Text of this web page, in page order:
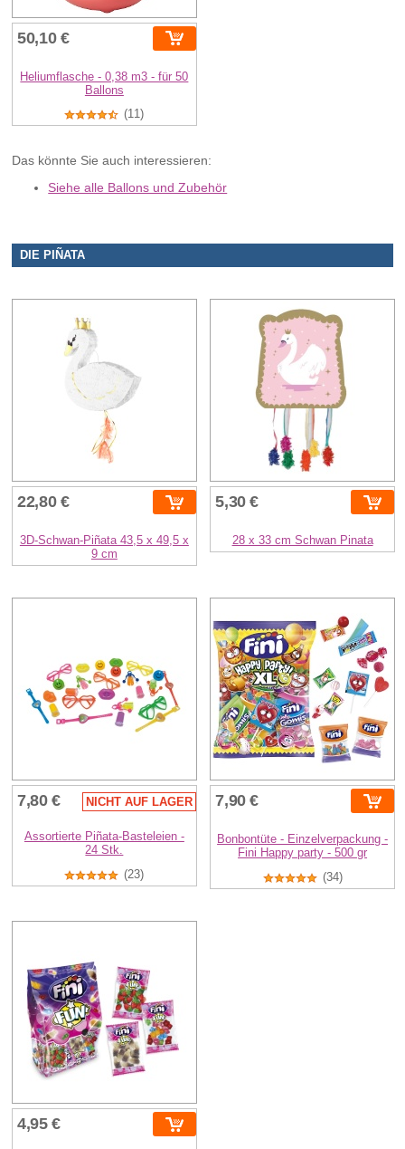
50,10 €
Heliumflasche - 0,38 m3 - für 50
Ballons
(11)
Das könnte Sie auch interessieren:
Siehe alle Ballons und Zubehör
DIE PIÑATA
22,80 €
3D-Schwan-Piñata 43,5 x 49,5 x
9 cm
5,30 €
28 x 33 cm Schwan Pinata
7,80 € NICHT AUF LAGER
Assortierte Piñata-Basteleien -
24 Stk.
(23)
7,90 €
Bonbontüte - Einzelverpackung -
Fini Happy party - 500 gr
(34)
4,95 €